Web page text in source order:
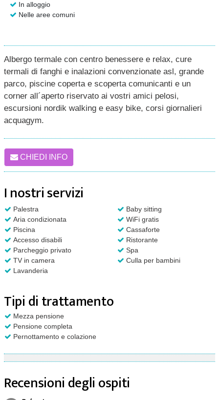
In alloggio
Nelle aree comuni
Albergo termale con centro benessere e relax, cure
termali di fanghi e inalazioni convenzionate asl, grande
parco, piscine coperta e scoperta comunicanti e un
corner all´aperto riservato ai vostri amici pelosi,
escursioni nordik walking e easy bike, corsi giornalieri
acquagym.
CHIEDI INFO
I nostri servizi
Palestra
Baby sitting
Aria condizionata
WiFi gratis
Piscina
Cassaforte
Accesso disabili
Ristorante
Parcheggio privato
Spa
TV in camera
Culla per bambini
Lavanderia
Tipi di trattamento
Mezza pensione
Pensione completa
Pernottamento e colazione
Recensioni degli ospiti